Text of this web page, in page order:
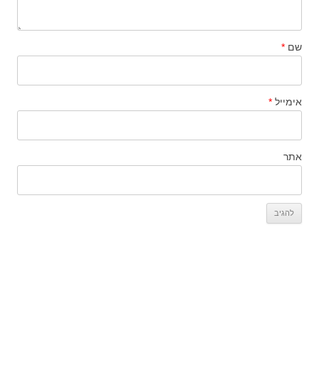
שם *
אימייל *
אתר